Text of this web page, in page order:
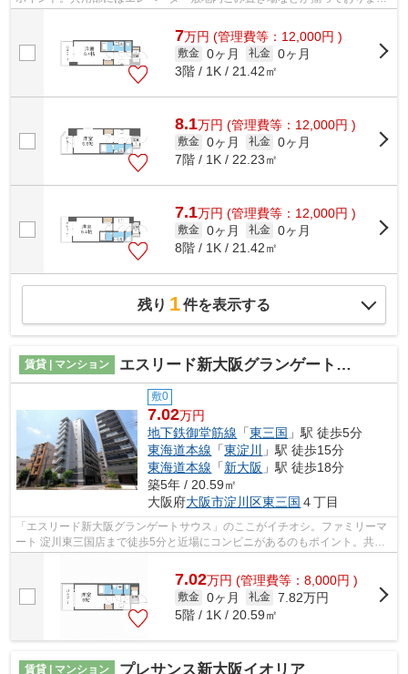
7万円 (管理費等：12,000円 )
敷金 0ヶ月 礼金 0ヶ月
3階 / 1K / 21.42㎡
8.1万円 (管理費等：12,000円 )
敷金 0ヶ月 礼金 0ヶ月
7階 / 1K / 22.23㎡
7.1万円 (管理費等：12,000円 )
敷金 0ヶ月 礼金 0ヶ月
8階 / 1K / 21.42㎡
残り 1件を表示する
賃貸 | マンション エスリード新大阪グランゲートサウス
敷0
7.02万円
地下鉄御堂筋線 「東三国 」駅 徒歩5分
東海道本線 「東淀川
」駅 徒歩15分
東海道本線 「新大阪 」駅 徒歩18分
築5年 / 20.59㎡
大阪府大阪市淀川区東三国 ４丁目
「エスリード新大阪グランゲートサウス」のここがイチオシ。ファミリーマ
ート 淀川東三国店まで徒歩5分と近場にコンビニがあるのもポイント。共用
7.02万円 (管理費等：8,000円 )
敷金 0ヶ月 礼金 7.82万円
5階 / 1K / 20.59㎡
賃貸 | マンション プレサンス新大阪イオリア